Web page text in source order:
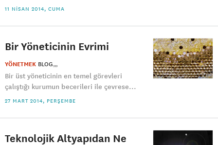
11 NISAN 2014, CUMA
Bir Yöneticinin Evrimi
YÖNETMEK BLOG
Bir üst yöneticinin en temel görevleri
çalıştığı kurumun becerileri ile çevrese...
27 MART 2014, PERŞEMBE
Teknolojik Altyapıdan Ne